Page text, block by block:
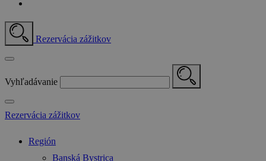
Rezervácia zážitkov
Vyhľadávanie
Rezervácia zážitkov
Región
Banská Bystrica